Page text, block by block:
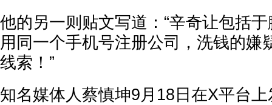
他的另一则贴文写道：“辛奇让包括
用同一个手机号注册公司，洗钱的嫌
线索！”
知名媒体人蔡慎坤9月18日在X平台